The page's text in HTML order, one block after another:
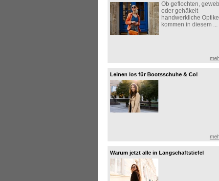
Ob geflochten,
oder gehäkelt –
handwerkliche
kommen in diesem ...
Leinen los für Bootsschuhe & Co!
Warum jetzt alle in Langschaftstiefel
investieren!